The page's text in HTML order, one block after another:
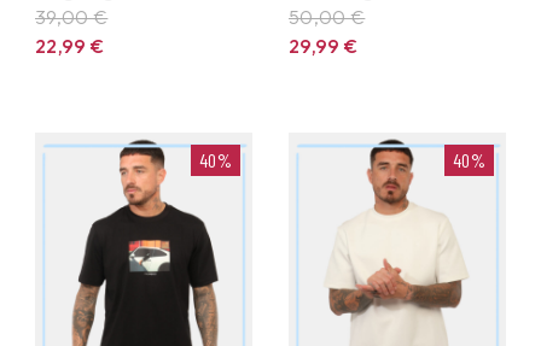
39,00 €
22,99€
50,00 €
29,99€
40% 40%